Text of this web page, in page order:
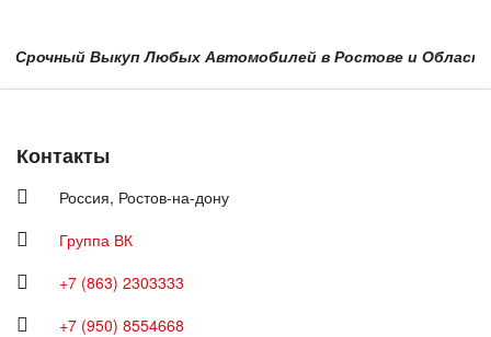
Выкуп Любых Автомобилей в Ростове и Области в
Контакты
Россия, Ростов-на-дону
Группа ВК
+7 (863) 2303333
+7 (950) 8554668